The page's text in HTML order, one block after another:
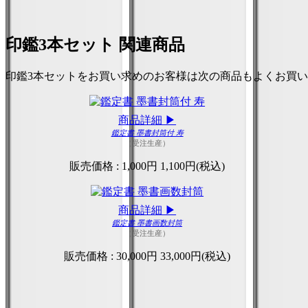
印鑑3本セット 関連商品
印鑑3本セットをお買い求めのお客様は次の商品もよくお買
商品詳細 ▶
鑑定書 墨書封筒付 寿
（受注生産）
販売価格 : 1,000円 1,100円(税込)
商品詳細 ▶
鑑定書 墨書画数封筒
（受注生産）
販売価格 :30,000円 33,000円(税込)